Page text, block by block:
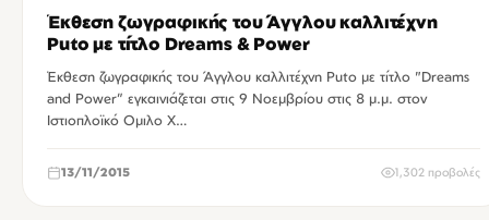
Έκθεση ζωγραφικής του Άγγλου καλλιτέχνη
Puto με τίτλο Dreams & Power
Έκθεση ζωγραφικής του Άγγλου καλλιτέχνη Puto με τίτλο "Dreams
and Power” εγκαινιάζεται στις 9 Νοεμβρίου στις 8 μ.μ. στον
Ιστιοπλοϊκό Ομιλο Χ…
13/11/2015 1,302 προβολές